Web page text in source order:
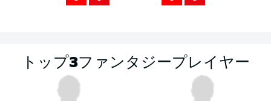
トップ3ファンタジープレイヤー